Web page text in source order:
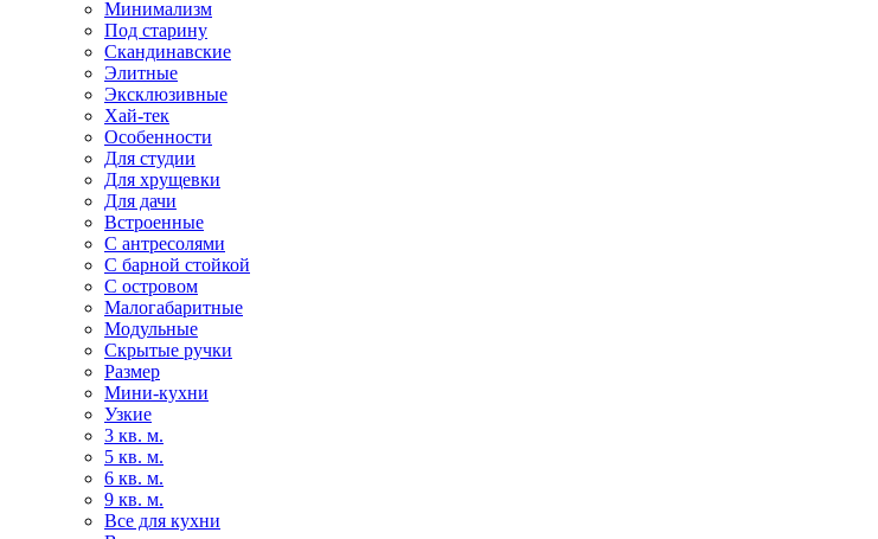
Минимализм
Под старину
Скандинавские
Элитные
Эксклюзивные
Хай-тек
Особенности
Для студии
Для хрущевки
Для дачи
Встроенные
С антресолями
С барной стойкой
С островом
Малогабаритные
Модульные
Скрытые ручки
Размер
Мини-кухни
Узкие
3 кв. м.
5 кв. м.
6 кв. м.
9 кв. м.
Все для кухни